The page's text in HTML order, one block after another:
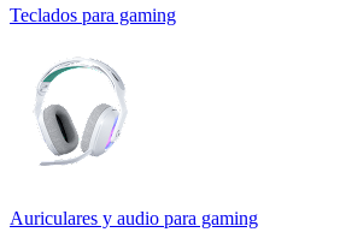
Teclados para gaming
Auriculares y audio para gaming